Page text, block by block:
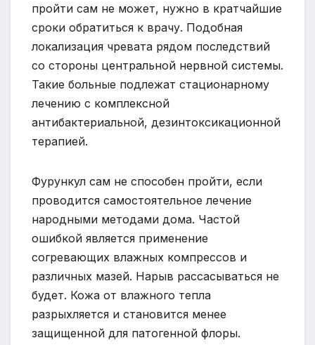
пройти сам не может, нужно в кратчайшие
сроки обратиться к врачу. Подобная
локализация чревата рядом последствий
со стороны центральной нервной системы.
Такие больные подлежат стационарному
лечению с комплексной
антибактериальной, дезинтоксикационной
терапией.
Фурункул сам не способен пройти, если
проводится самостоятельное лечение
народными методами дома. Частой
ошибкой является применение
согревающих влажных компрессов и
различных мазей. Нарыв рассасываться не
будет. Кожа от влажного тепла
разрыхляется и становится менее
защищенной для патогенной флоры.